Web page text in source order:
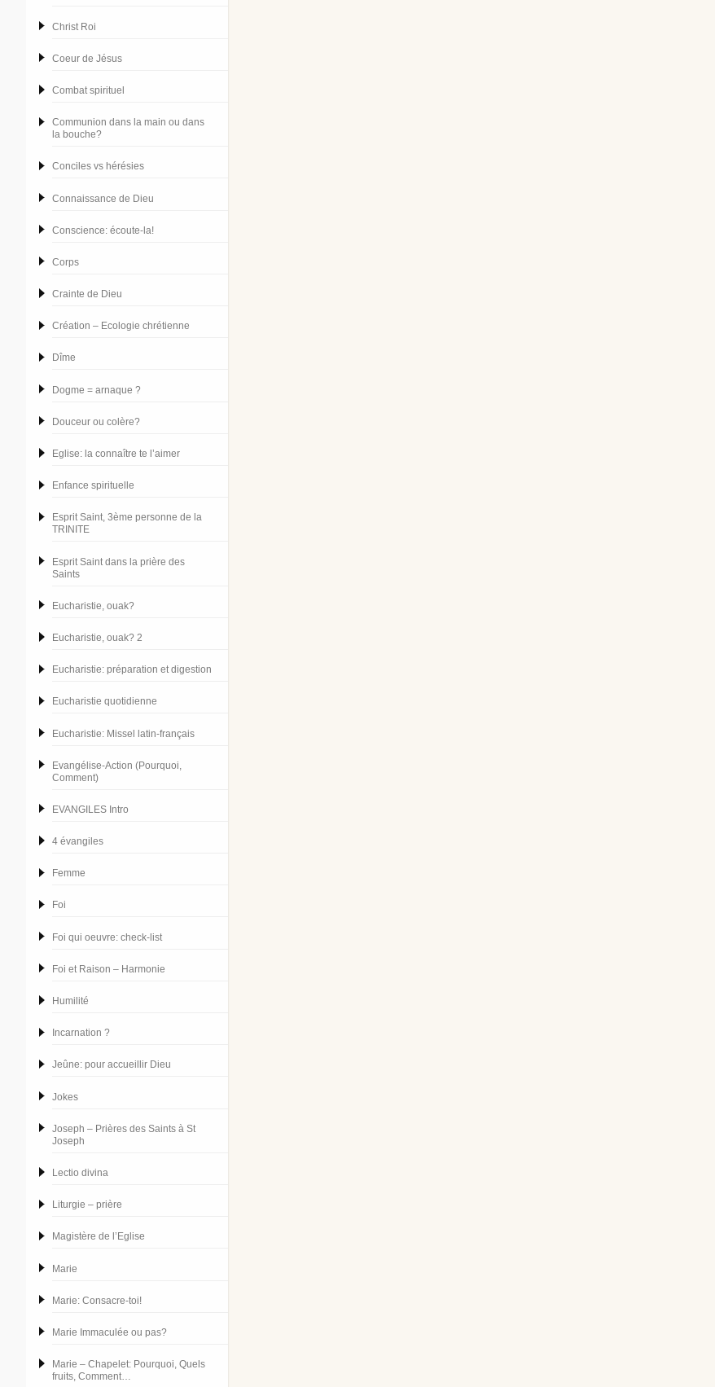
Christ Roi
Coeur de Jésus
Combat spirituel
Communion dans la main ou dans
la bouche?
Conciles vs hérésies
Connaissance de Dieu
Conscience: écoute-la!
Corps
Crainte de Dieu
Création – Ecologie chrétienne
Dîme
Dogme = arnaque ?
Douceur ou colère?
Eglise: la connaître te l’aimer
Enfance spirituelle
Esprit Saint, 3ème personne de la
TRINITE
Esprit Saint dans la prière des
Saints
Eucharistie, ouak?
Eucharistie, ouak? 2
Eucharistie: préparation et digestion
Eucharistie quotidienne
Eucharistie: Missel latin-français
Evangélise-Action (Pourquoi,
Comment)
EVANGILES Intro
4 évangiles
Femme
Foi
Foi qui oeuvre: check-list
Foi et Raison – Harmonie
Humilité
Incarnation ?
Jeûne: pour accueillir Dieu
Jokes
Joseph – Prières des Saints à St
Joseph
Lectio divina
Liturgie – prière
Magistère de l’Eglise
Marie
Marie: Consacre-toi!
Marie Immaculée ou pas?
Marie – Chapelet: Pourquoi, Quels
fruits, Comment…